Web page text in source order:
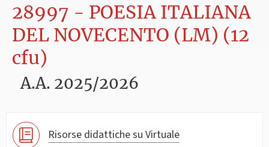
28997 - POESIA ITALIANA
DEL NOVECENTO (LM) (12
cfu)
A.A. 2025/2026
Risorse didattiche su Virtuale